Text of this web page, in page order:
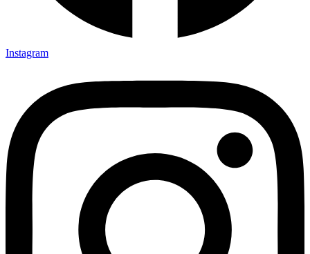
Instagram